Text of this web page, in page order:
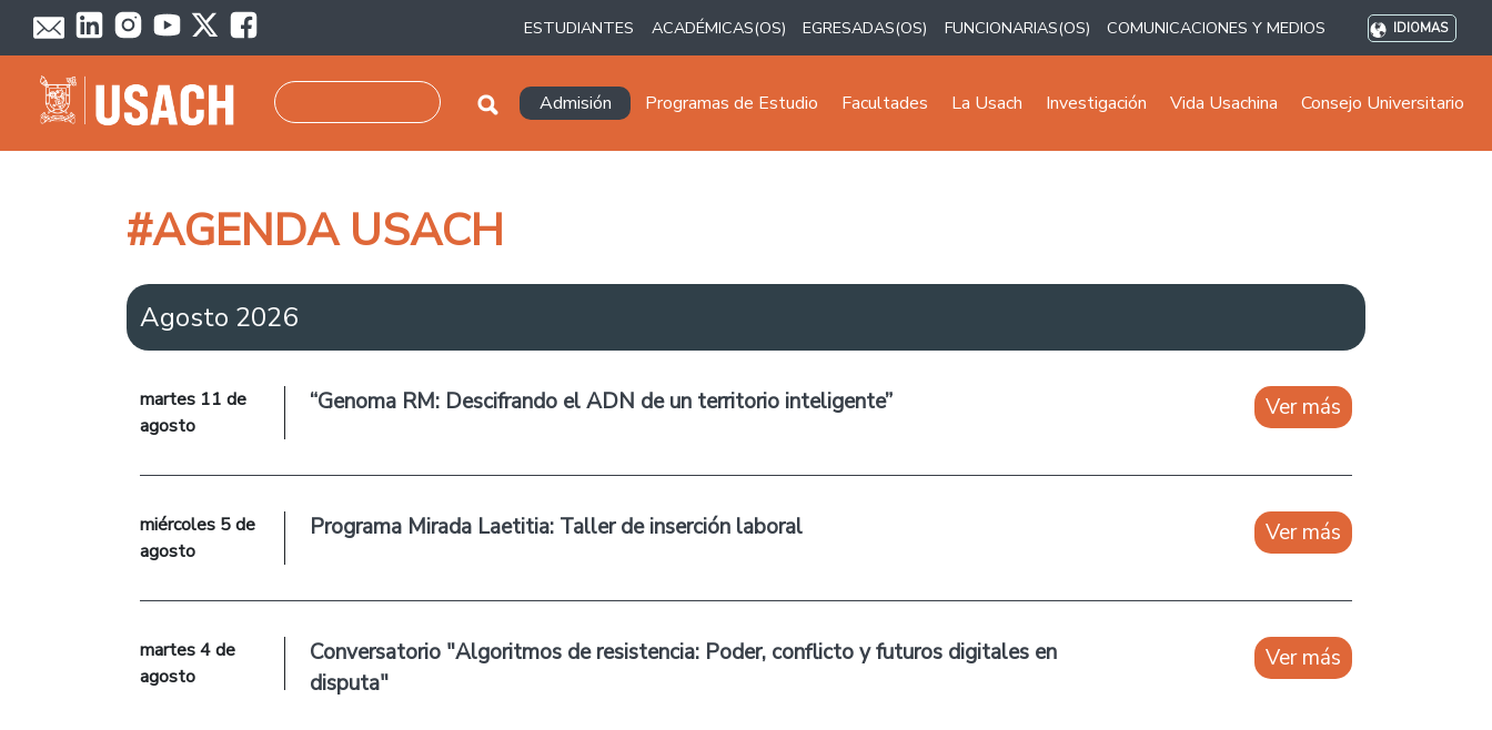
Pasar al contenido principal
ESTUDIANTES ACADÉMICAS(OS) EGRESADAS(OS) FUNCIONARIAS(OS) COMUNICACIONES Y MEDIOS IDIOMAS
Navegación principal
Admisión Programas de Estudio Facultades La Usach Investigación Vida Usachina Consejo Universitario
#AGENDA USACH
Agosto 2026
martes 11 de
agosto
“Genoma RM: Descifrando el ADN de un territorio inteligente” Ver más
miércoles 5 de
agosto
Programa Mirada Laetitia: Taller de inserción laboral Ver más
martes 4 de
agosto
Conversatorio "Algoritmos de resistencia: Poder, conflicto y futuros digitales en
disputa"
Ver más